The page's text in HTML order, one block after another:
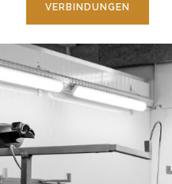
VERBINDUNGEN